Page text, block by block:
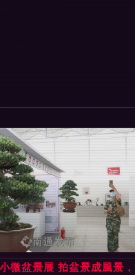
微盆景展 拍盆景成風景